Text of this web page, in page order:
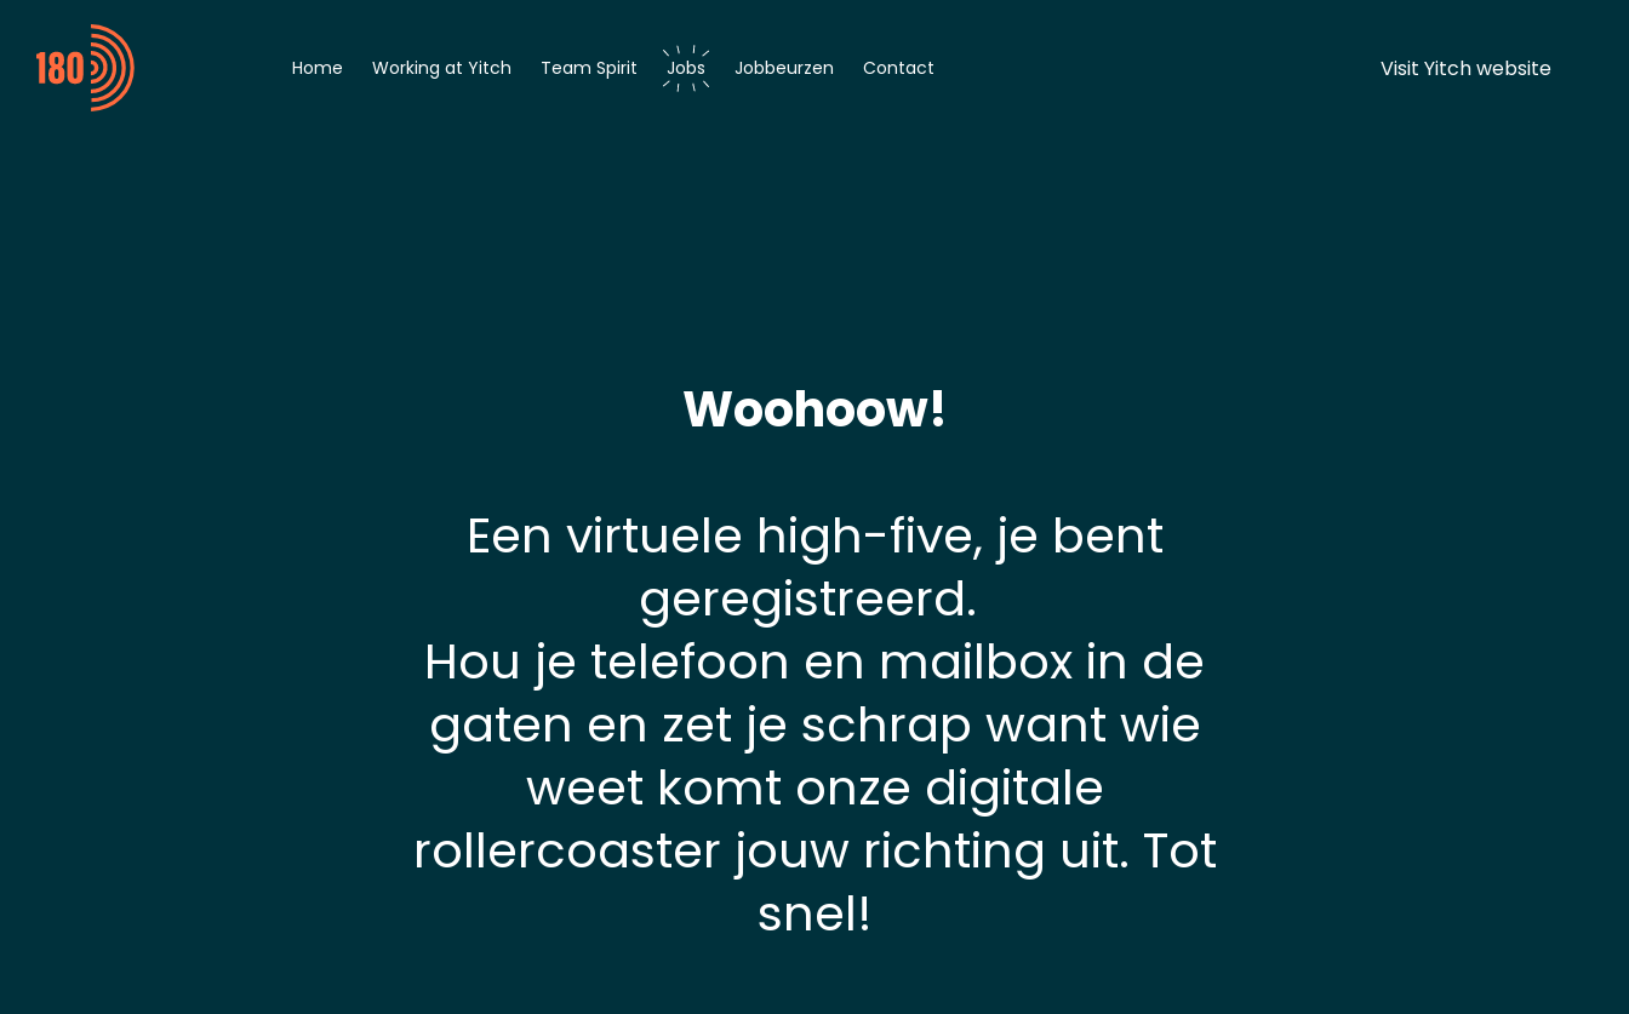
Home Working at Yitch Team Spirit Jobs Jobbeurzen Contact Visit Yitch website
Woohoow!
Een virtuele high-five, je bent
geregistreerd.
Hou je telefoon en mailbox in de
gaten en zet je schrap want wie
weet komt onze digitale
rollercoaster jouw richting uit. Tot
snel!